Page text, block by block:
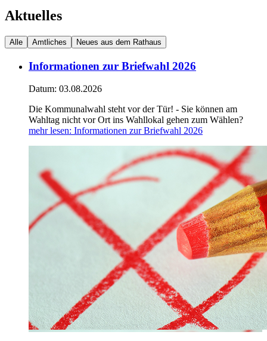
Aktuelles
Alle Amtliches Neues aus dem Rathaus
Informationen zur Briefwahl 2026
Datum: 03.08.2026
Die Kommunalwahl steht vor der Tür! - Sie können am
Wahltag nicht vor Ort ins Wahllokal gehen zum Wählen?
mehr lesen: Informationen zur Briefwahl 2026